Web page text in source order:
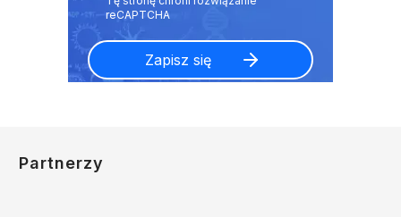
Partnerzy